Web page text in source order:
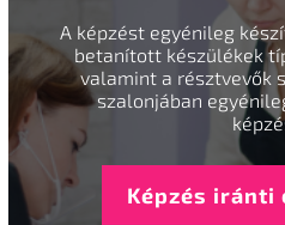
A képzést egyénileg
betanított készülékek
valamint a résztvevők
szalonjában
Képzés iránti